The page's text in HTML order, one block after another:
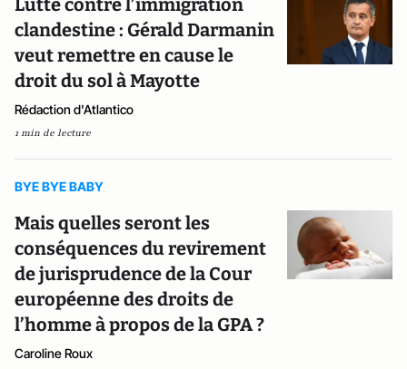
Lutte contre l’immigration
clandestine : Gérald Darmanin
veut remettre en cause le
droit du sol à Mayotte
Rédaction d'Atlantico
1 min de lecture
BYE BYE BABY
Mais quelles seront les
conséquences du revirement
de jurisprudence de la Cour
européenne des droits de
l’homme à propos de la GPA ?
Caroline Roux